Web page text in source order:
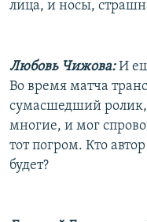
лица, и носы,
Любовь Чижова:И
Во время матча
сумасшедший
многие, и мог
тот погром. Кто
будет?